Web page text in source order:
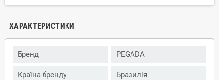
ХАРАКТЕРИСТИКИ
Бренд PEGADA
Країна бренду Бразилія